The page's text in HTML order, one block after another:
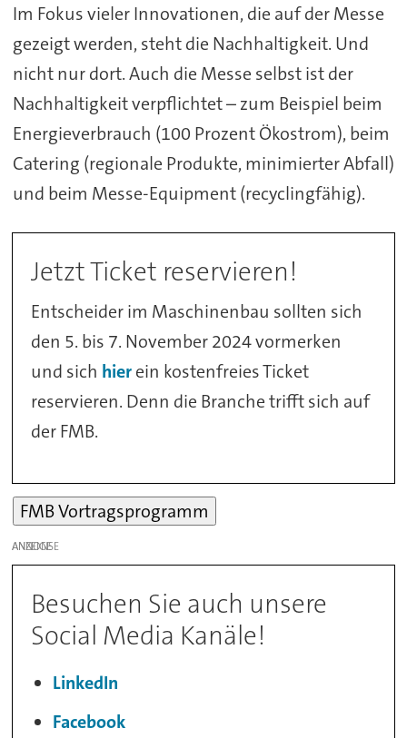
Im Fokus vieler Innovationen, die auf der Messe
gezeigt werden, steht die Nachhaltigkeit. Und
nicht nur dort. Auch die Messe selbst ist der
Nachhaltigkeit verpflichtet – zum Beispiel beim
Energieverbrauch (100 Prozent Ökostrom), beim
Catering (regionale Produkte, minimierter Abfall)
und beim Messe-Equipment (recyclingfähig).
Jetzt Ticket reservieren!
Entscheider im Maschinenbau sollten sich
den 5. bis 7. November 2024 vormerken
und sich hierein kostenfreies Ticket
reservieren. Denn die Branche trifft sich auf
der FMB.
FMB Vortragsprogramm
ANZEIGE
Besuchen Sie auch unsere
Social Media Kanäle!
LinkedIn
Facebook